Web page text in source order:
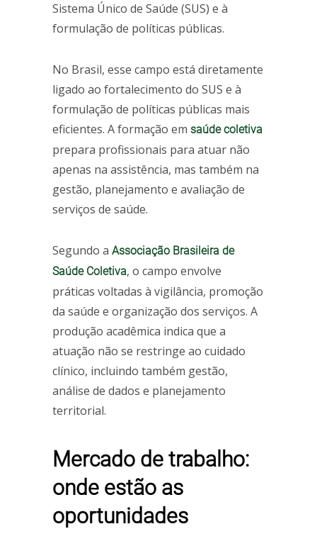
Sistema Único de Saúde (SUS) e à
formulação de políticas públicas.
No Brasil, esse campo está diretamente
ligado ao fortalecimento do SUS e à
formulação de políticas públicas mais
eficientes. A formação em saúde coletiva
prepara profissionais para atuar não
apenas na assistência, mas também na
gestão, planejamento e avaliação de
serviços de saúde.
Segundo a Associação Brasileira de
Saúde Coletiva, o campo envolve
práticas voltadas à vigilância, promoção
da saúde e organização dos serviços. A
produção acadêmica indica que a
atuação não se restringe ao cuidado
clínico, incluindo também gestão,
análise de dados e planejamento
territorial.
Mercado de trabalho:
onde estão as
oportunidades